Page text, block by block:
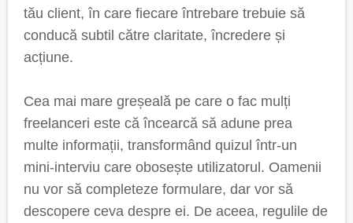
tău client, în care fiecare întrebare trebuie să
conducă subtil către claritate, încredere și
acțiune.
Cea mai mare greșeală pe care o fac mulți
freelanceri este că încearcă să adune prea
multe informații, transformând quizul într-un
mini-interviu care obosește utilizatorul. Oamenii
nu vor să completeze formulare, dar vor să
descopere ceva despre ei. De aceea, regulile de